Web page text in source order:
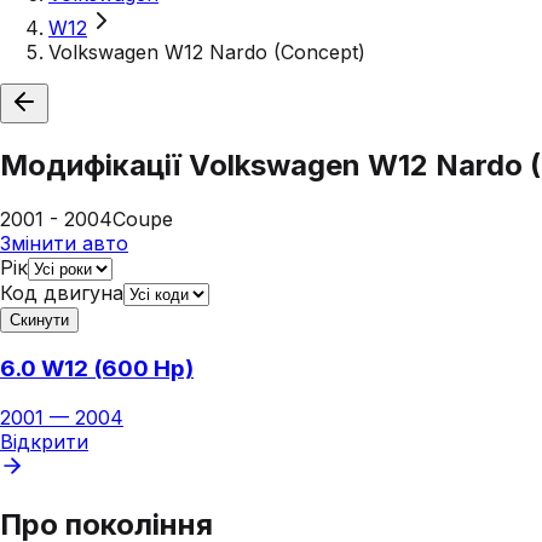
W12
Volkswagen W12 Nardo (Concept)
МодифікаціїVolkswagen W12 Nardo
2001 - 2004Coupe
Змінити авто
Рік
Код двигуна
Скинути
6.0 W12 (600 Hp)
2001 — 2004
Відкрити
Про покоління